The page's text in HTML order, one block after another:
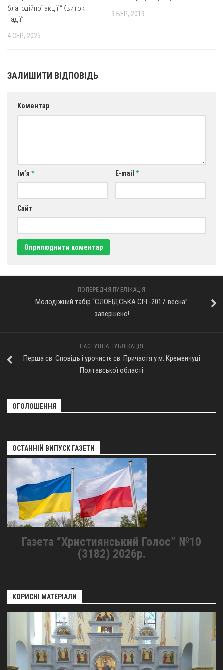
Св. Йосифа ОПДМ
Монастир сестер милосердя Св. Вінкентія. Дім Милосердя
Монастир Успення Пресвятої Богородиці Сестер Чину
Катехитична комісія
Комісія у справах родини
Квіти Слобожанщини
Харківщина
Сумщина
Оголошення
Трансляції
благодійної акції “Квиток
надії”
4 СЕР, 2025
9 БЕР, 2019
ЗАЛИШИТИ ВІДПОВІДЬ
Коментар
Ім’я * E-mail *
Сайт
ПОПЕРЕДНЯ ПУБЛІКАЦІЯ
Молодіжний табір “СЛОБІДСЬКА СІЧ -2017-весна”
завершено!
НАСТУПНА ПУБЛІКАЦІЯ
Перша св. Сповідь і урочисте св. Причастя у м. Кременчуці
Полтавської області
ОГОЛОШЕННЯ
ОСТАННІЙ ВИПУСК ГАЗЕТИ
Газета “Християнський Голос” №10
(3182) 2026р.
КОРИСНІ МАТЕРІАЛИ